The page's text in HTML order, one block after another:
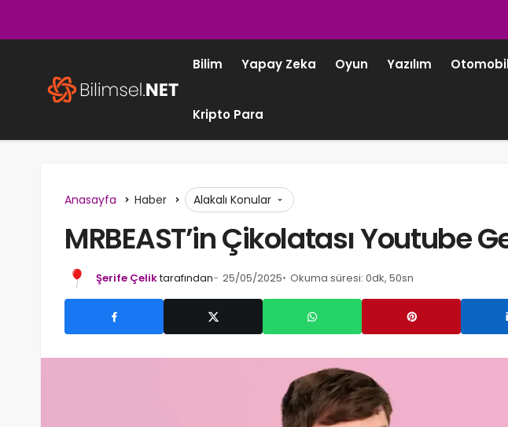
Bilim Yapay Zeka Oyun Yazılım
Kripto Para
Anasayfa Haber Alakalı Konular
MRBEAST’in Çikolatası Youtube
Şerife Çeliktarafından 25/05/2025 Okuma süresi: 0dk, 50sn
Wi-Fi ve
Yenilikçi